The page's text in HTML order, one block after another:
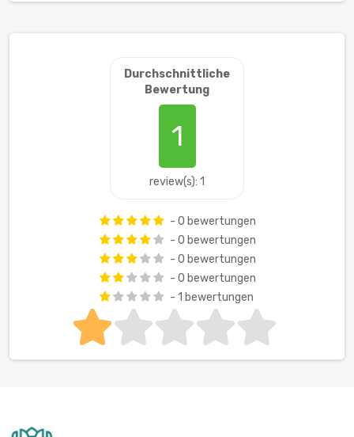
Durchschnittliche
Bewertung
1
review(s): 1
- 0 bewertungen
- 0 bewertungen
- 0 bewertungen
- 0 bewertungen
- 1 bewertungen